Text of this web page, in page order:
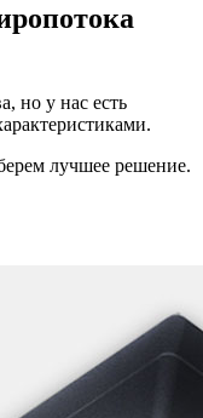
но у нас есть
лучшее решение.